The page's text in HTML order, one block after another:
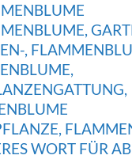
,
WORT FÜR